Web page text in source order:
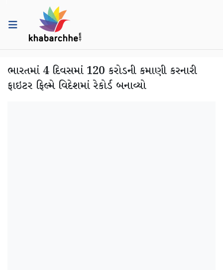
ભારતમાં 4 દિવસમાં 120 કરોડની કમાણી કરનારી
ફાઇટર ફિલ્મે વિદેશમાં રેકોર્ડ બનાવ્યો